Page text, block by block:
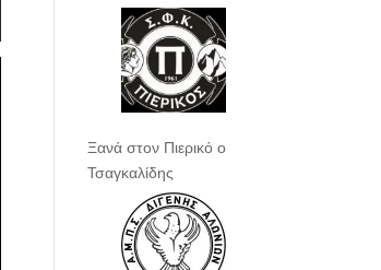
Ξανά στον Πιερικό ο
Τσαγκαλίδης